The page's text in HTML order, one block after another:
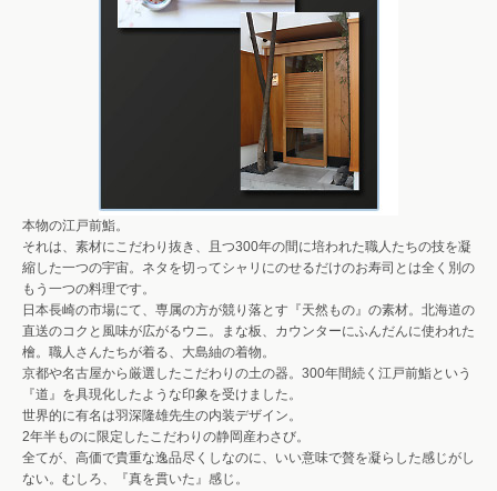
本物の江戸前鮨。
それは、素材にこだわり抜き、且つ300年の間に培われた職人たちの技を凝
縮した一つの宇宙。ネタを切ってシャリにのせるだけのお寿司とは全く別の
もう一つの料理です。
日本長崎の市場にて、専属の方が競り落とす『天然もの』の素材。北海道の
直送のコクと風味が広がるウニ。まな板、カウンターにふんだんに使われた
檜。職人さんたちが着る、大島紬の着物。
京都や名古屋から厳選したこだわりの土の器。300年間続く江戸前鮨という
『道』を具現化したような印象を受けました。
世界的に有名は羽深隆雄先生の内装デザイン。
2年半ものに限定したこだわりの静岡産わさび。
全てが、高価で貴重な逸品尽くしなのに、いい意味で贅を凝らした感じがし
ない。むしろ、『真を貫いた』感じ。